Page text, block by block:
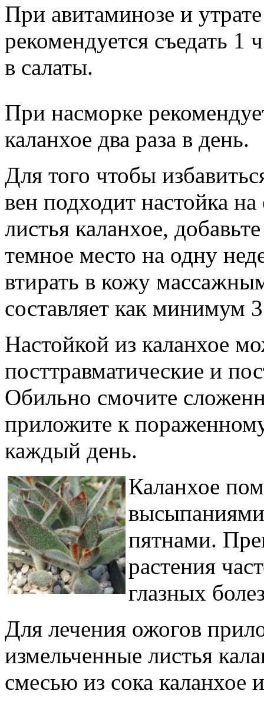
При авитаминозе и
рекомендуется съедать 1
в салаты.
При насморке
каланхое два раза в день.
Для того чтобы
вен подходит настойка
листья каланхое,
темное место на одну
втирать в кожу
составляет как минимум
Настойкой из каланхое
посттравматические и
Обильно смочите
приложите к
каждый день.
Каланхое
пятнами.
растения
глазных
Для лечения ожогов
измельченные листья
смесью из сока каланхое